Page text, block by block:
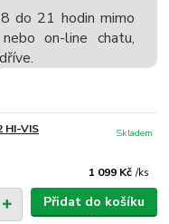
do 21 hodin mimo
on-line chatu,
HI-VIS
1 099 Kč /ks
Skladem
Přidat do košíku